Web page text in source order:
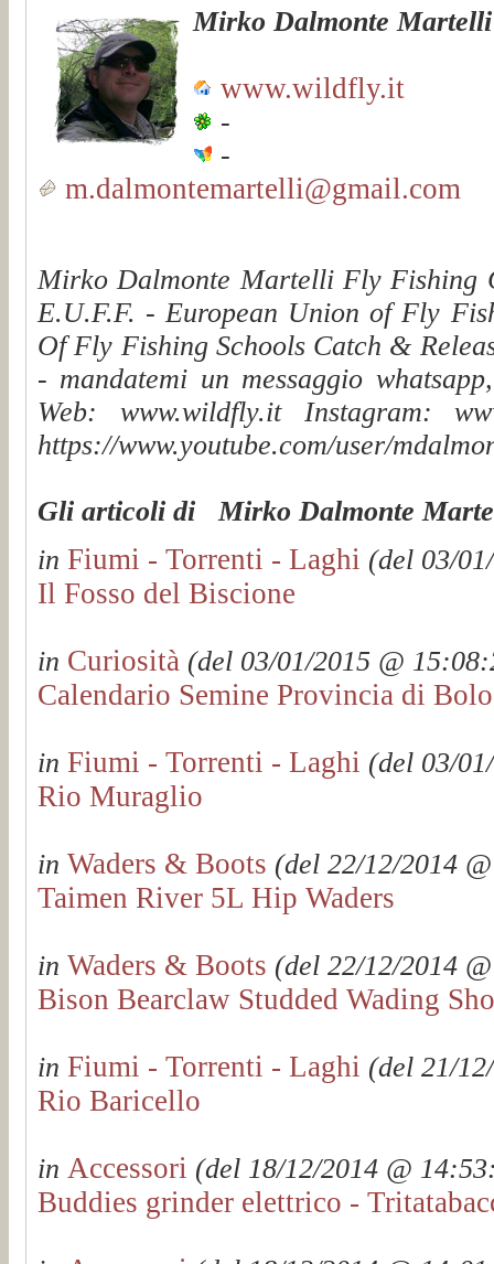
Mirko Dalmonte Martelli
www.wildfly.it
-
-
m.dalmontemartelli@gmail.com
Mirko Dalmonte Martelli Fly
E.U.F.F. - European Union of Fly
Of Fly Fishing Schools Catch &
- mandatemi un messaggio
Web: www.wildfly.it Instagram:
https://www.youtube.com/user/
Gli articoli di Mirko Dalmonte
in Fiumi - Torrenti - Laghi (del 03/
Il Fosso del Biscione
in Curiosità (del 03/01/2015 @
Calendario Semine Provincia di
in Fiumi - Torrenti - Laghi (del 03/
Rio Muraglio
in Waders & Boots (del 22/12/2014
Taimen River 5L Hip Waders
in Waders & Boots (del 22/12/2014
Bison Bearclaw Studded Wading
in Fiumi - Torrenti - Laghi (del 21/
Rio Baricello
in Accessori (del 18/12/2014 @
Buddies grinder elettrico -